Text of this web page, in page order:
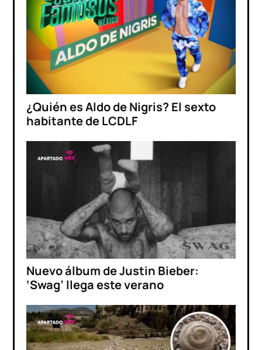
¿Quién es Aldo de Nigris? El sexto
habitante de LCDLF
Nuevo álbum de Justin Bieber:
‘Swag’ llega este verano